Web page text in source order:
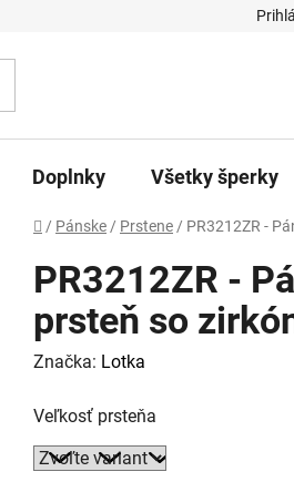
Doplnky Všetky šperky
Domov
/ Pánske / Prstene / PR3212ZR -
PR3212ZR -
prsteň so
Značka: Lotka
Veľkosť prsteňa